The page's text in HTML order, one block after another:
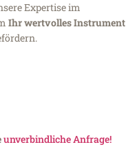
Expertise im
Ihr wertvolles Instrument
unverbindliche Anfrage!